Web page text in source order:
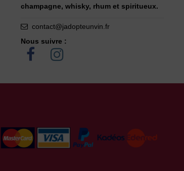
champagne, whisky, rhum et spiritueux.
contact@jadopteunvin.fr
Nous suivre :